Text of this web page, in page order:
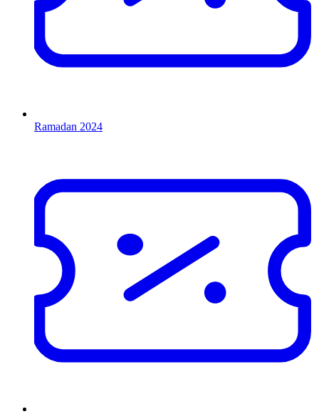
Ramadan 2024